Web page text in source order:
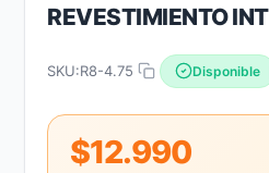
REVESTIMIENTO
SKU:R8-4.75 Disponible
$12.990